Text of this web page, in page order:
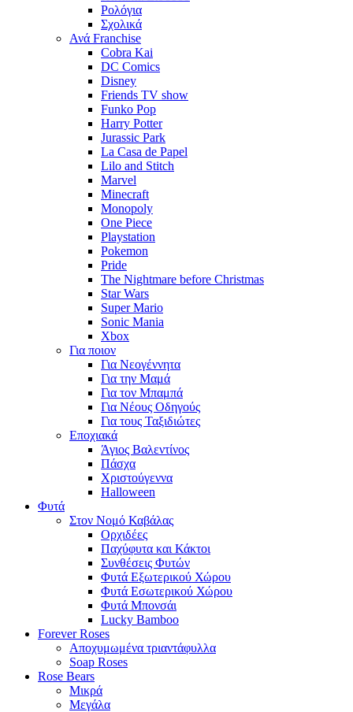
Ρολόγια
Σχολικά
Ανά Franchise
Cobra Kai
DC Comics
Disney
Friends TV show
Funko Pop
Harry Potter
Jurassic Park
La Casa de Papel
Lilo and Stitch
Marvel
Minecraft
Monopoly
One Piece
Playstation
Pokemon
Pride
The Nightmare before Christmas
Star Wars
Super Mario
Sonic Mania
Xbox
Για ποιον
Για Νεογέννητα
Για την Μαμά
Για τον Μπαμπά
Για Νέους Οδηγούς
Για τους Ταξιδιώτες
Εποχιακά
Άγιος Βαλεντίνος
Πάσχα
Χριστούγεννα
Halloween
Φυτά
Στον Νομό Καβάλας
Ορχιδέες
Παχύφυτα και Κάκτοι
Συνθέσεις Φυτών
Φυτά Εξωτερικού Χώρου
Φυτά Εσωτερικού Χώρου
Φυτά Μπονσάι
Lucky Bamboo
Forever Roses
Αποχυμωμένα τριαντάφυλλα
Soap Roses
Rose Βears
Μικρά
Μεγάλα